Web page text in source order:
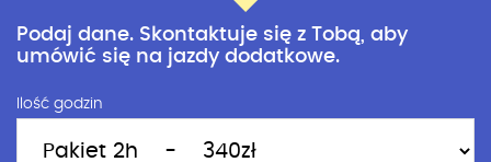
Podaj dane. Skontaktuje się z Tobą, aby
umówić się na jazdy dodatkowe.
Ilość godzin